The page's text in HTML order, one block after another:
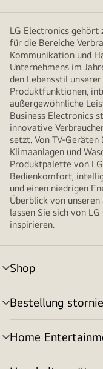
LG Electronics
für die Bereiche
Kommunikation und
Unternehmens im
den Lebensstil
Produktfunktionen,
außergewöhnliche
Business Electronics
innovative
setzt. Von TV-
Klimaanlagen und
Produktpalette von
Bedienkomfort,
und einen niedrigen
Überblick von
lassen Sie sich von
inspirieren.
Shop
Menü
umschalten
Bestellung
Menü
umschalten
Home
Menü
umschalten